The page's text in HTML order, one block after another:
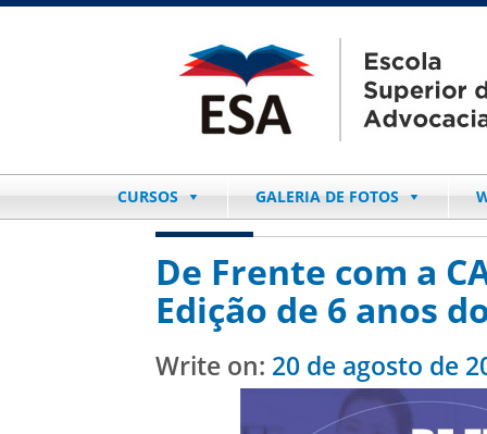
CURSOS GALERIA DE FOTOS
De Frente com a
Edição de 6 anos
Write on: 20 de agosto de